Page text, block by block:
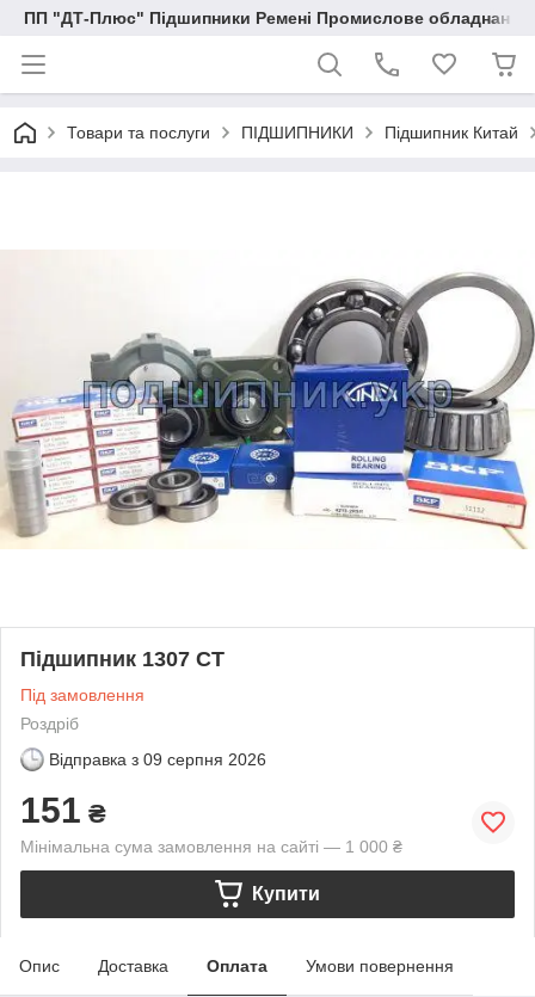
ПП "ДТ-Плюс" Підшипники Ремені Промислове обладнання
Товари та послуги ПІДШИПНИКИ Підшипник Китай
Підшипник 1307 CT
Під замовлення
Роздріб
Відправка з 09 серпня 2026
151 ₴
Мінімальна сума замовлення на сайті — 1 000 ₴
Купити
Опис Доставка Оплата Умови повернення